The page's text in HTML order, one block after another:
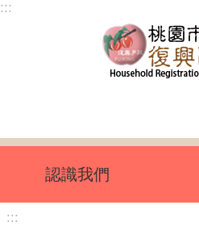
跳到主要內容區塊
:::
認識我們
:::